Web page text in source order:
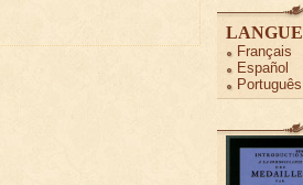
LANGUE
Français
Español
Português